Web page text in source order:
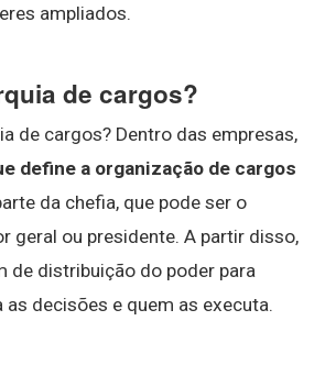
ampliados.
de cargos?
de cargos? Dentro das empresas,
define a organização de cargos
da chefia, que pode ser o
geral ou presidente. A partir disso,
de distribuição do poder para
decisões e quem as executa.